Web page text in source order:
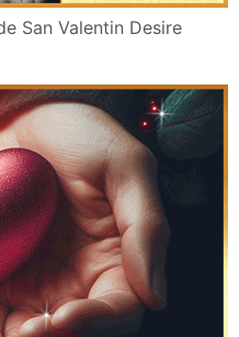
San Valentin Desire